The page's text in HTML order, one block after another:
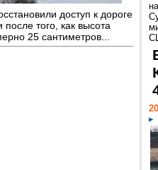
доступ к дороге
того, как высота
25 сантиметров...